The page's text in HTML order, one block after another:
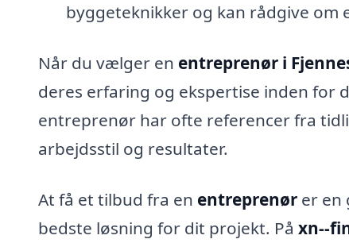
byggeteknikker og kan rådgive om
Når du vælger en entreprenør i
deres erfaring og ekspertise inden for
entreprenør har ofte referencer fra
arbejdsstil og resultater.
At få et tilbud fra en entreprenør er en
bedste løsning for dit projekt. På xn--